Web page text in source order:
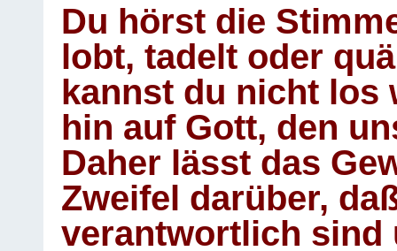
Du hörst die
lobt, tadelt oder
kannst du nicht los
hin auf Gott, den
Daher lässt das
Zweifel darüber,
verantwortlich sind